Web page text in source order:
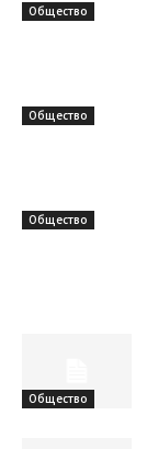
Общество
Общество
Общество
Общество